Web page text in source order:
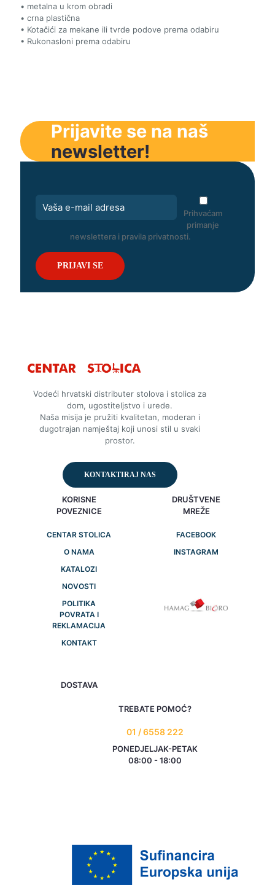
• metalna u krom obradi
• crna plastična
• Kotačići za mekane ili tvrde podove prema odabiru
• Rukonasloni prema odabiru
Prijavite se na naš
newsletter!
Prihvaćam
primanje
newslettera i pravila privatnosti.
Vodeći hrvatski distributer stolova i stolica za
dom, ugostiteljstvo i urede.
Naša misija je pružiti kvalitetan, moderan i
dugotrajan namještaj koji unosi stil u svaki
prostor.
KONTAKTIRAJ NAS
KORISNE
POVEZNICE
CENTAR STOLICA
O NAMA
KATALOZI
NOVOSTI
POLITIKA
POVRATA I
REKLAMACIJA
KONTAKT
DOSTAVA
DRUŠTVENE
MREŽE
FACEBOOK
INSTAGRAM
TREBATE POMOĆ?
01 / 6558 222
PONEDJELJAK-PETAK
08:00 - 18:00